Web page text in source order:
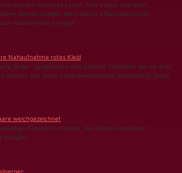
und kreatives Leben. Ihre Videos sind leicht,
Szenen erzählt, die typische Alltagssituationen
Nachdenken anregen.
Singer-Songwriterin und Content Creatorin, die mit ihrer
Stimme und ihrem außergewöhnlichen Songwriting-Talent
Künstlerin etabliert, die mühelos zwischen
navigiert.